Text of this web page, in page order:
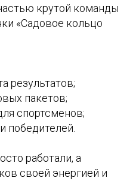
крутой команды
«Садовое кольцо
результатов;
пакетов;
спортсменов;
победителей.
работали, а
своей энергией и